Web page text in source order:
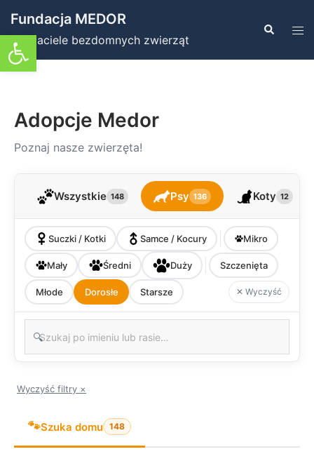
Otwórz pasek narzędzi
do
treści
Fundacja MEDOR
Przyjaciele bezdomnych zwierząt
Szukaj
Adopcje Medor
Poznaj nasze zwierzęta!
Wszystkie 148 Psy 136 Koty 12
Suczki / Kotki Samce / Kocury Mikro
Mały Średni Duży Szczenięta
Młode Dorosłe Starsze ✕ Wyczyść
🔍
Wyczyść filtry ×
🐾Szuka domu 148